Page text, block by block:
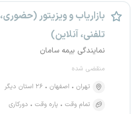
بازاریاب و ویزیتور (حضوری،
تلفنی، آنلاین)
نمایندگی بیمه سامان
منقضی شده
تهران
اصفهان
۲۶ استان دیگر
تمام وقت
پاره وقت دورکاری